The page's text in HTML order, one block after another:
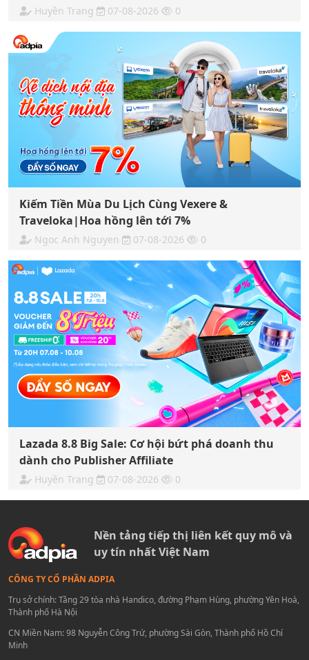
Huyền Trang 07-08-2026 0
Kiếm Tiền Mùa Du Lịch Cùng Vexere &
Traveloka|Hoa hồng lên tới 7%
Ngoc Anh Nguyen 07-08-2026 0
Lazada 8.8 Big Sale: Cơ hội bứt phá doanh thu
dành cho Publisher Affiliate
Huyền Trang 07-08-2026 0
Nền tảng tiếp thị liên kết quy mô và
uy tín nhất Việt Nam
CÔNG TY CỔ PHẦN ADPIA
Trụ sở chính: Tầng 29 tòa nhà Handico, đường Phạm Hùng, phường Yên Hoà,
Thành phố Hà Nội
CN Miền Nam: 98 Nguyễn Công Trứ, phường Sài Gòn, Thành phố Hồ Chí
Minh